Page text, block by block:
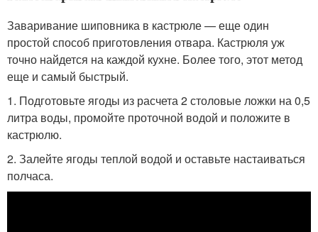
Заваривание шиповника в кастрюле — еще один
простой способ приготовления отвара. Кастрюля уж
точно найдется на каждой кухне. Более того, этот метод
еще и самый быстрый.
1. Подготовьте ягоды из расчета 2 столовые ложки на 0,5
литра воды, промойте проточной водой и положите в
кастрюлю.
2. Залейте ягоды теплой водой и оставьте настаиваться
полчаса.